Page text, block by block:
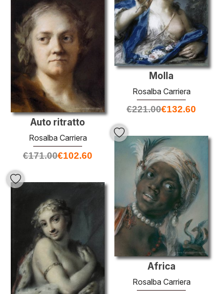
Molla
Rosalba Carriera
€221.00€132.60
Auto ritratto
Rosalba Carriera
€171.00€102.60
Africa
Rosalba Carriera